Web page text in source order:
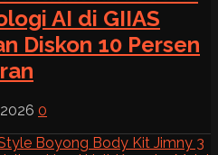
AI di GIIAS
Diskon 10 Persen
0